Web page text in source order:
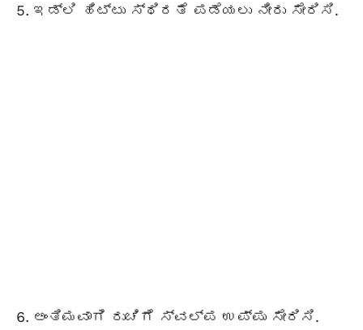
ಇಡ್ಲಿ ಹಿಟ್ಟು ಸ್ಥಿರತೆ ಪಡೆಯಲು ನೀರು ಸೇರಿಸಿ.
ಅಂತಿಮವಾಗಿ ರುಚಿಗೆ ಸ್ವಲ್ಪ ಉಪ್ಪು ಸೇರಿಸಿ.